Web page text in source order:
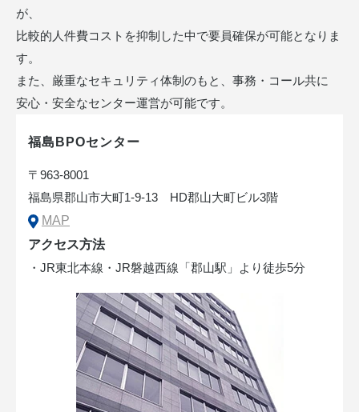
が、
比較的人件費コストを抑制した中で要員確保が可能となりま
す。
また、厳重なセキュリティ体制のもと、事務・コール共に
安心・安全なセンター運営が可能です。
福島BPOセンター
〒963-8001
福島県郡山市大町1-9-13 HD郡山大町ビル3階
MAP
アクセス方法
・JR東北本線・JR磐越西線「郡山駅」より徒歩5分